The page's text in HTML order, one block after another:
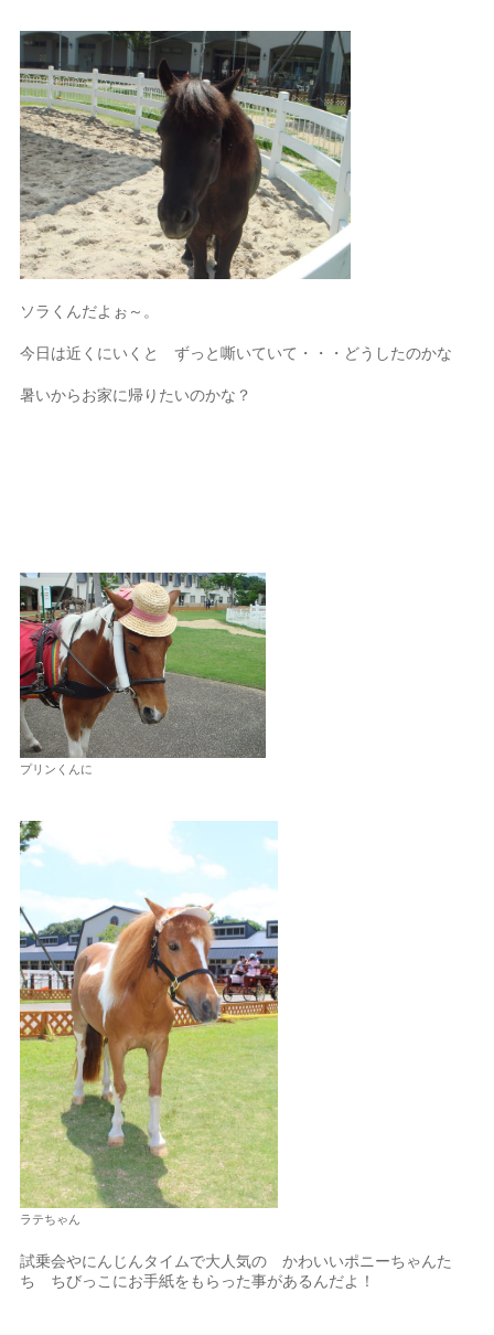
ソラくんだよぉ～。
今日は近くにいくと ずっと嘶いていて・・・どうしたのかな
暑いからお家に帰りたいのかな？
プリンくんに
ラテちゃん
試乗会やにんじんタイムで大人気の かわいいポニーちゃんた
ち ちびっこにお手紙をもらった事があるんだよ！